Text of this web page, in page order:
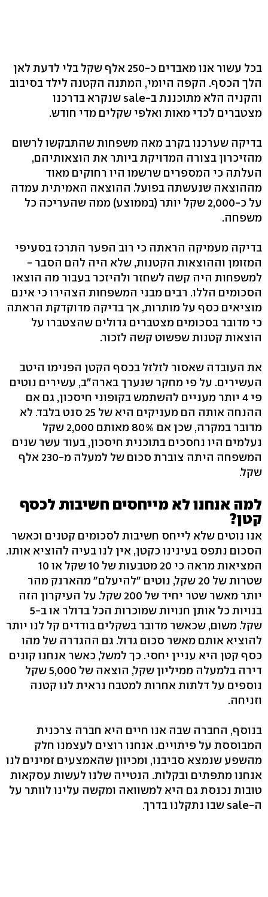
בכל עשור אנו מאבדים כ-250 אלף שקל בלי לדעת לאן
הלך הכסף. הקפה היומי, המתנה הקטנה לילד בסיבוב
והקניה הלא מתוכננת ב-sale שנקרא בדרכנו
מצטברים לכדי מאות ואלפי שקלים מדי חודש.
בדיקה שערכנו בקרב מאה משפחות שהתבקשו לרשום
מהזיכרון בצורה המדויקת ביותר את הוצאותיהם,
העלתה כי המספרים שרשמו היו רחוקים מאוד
מההוצאה שנעשתה בפועל. ההוצאה האמיתית עמדה
על כ-2,000 שקל יותר (בממוצע) ממה שהעריכה כל
משפחה.
בדיקה מעמיקה הראתה כי רוב הפער התרכז בסעיפי
המזומן וההוצאות הקטנות, שלא היה להם הסבר -
למשפחות היה קשה לשחזר ולהיזכר בעבור מה הוצאו
הסכומים הללו. רבים מבני המשפחות הצהירו כי אינם
מוציאים כסף על מותרות, אך בדיקה מדוקדקת הראתה
כי מדובר בסכומים מצטברים גדולים שהצטברו על
הוצאות קטנות שפשוט קשה לזכור.
את העובדה שאסור לזלזל בכסף הקטן הפנימו היטב
העשירים. על פי מחקר שנערך בארה"ב, עשירים נוטים
פי 4 יותר מעניים להשתמש בקופוני חיסכון, גם אם
ההנחה אותה הם מעניקים היא של 25 סנט בלבד. לא
מדובר במקרה, שכן אם 80% מאותם 2,000 שקל
נעלמים היו נחסכים בתוכנית חיסכון, בעוד עשר שנים
המשפחה היתה צוברת סכום של למעלה מ-230 אלף
שקל.
למה אנחנו לא מייחסים חשיבות לכסף
קטן?
אנו נוטים שלא לייחס חשיבות לסכומים קטנים וכאשר
הסכום נתפס בעינינו כקטן, אין לנו בעיה להוציא אותו.
המציאות מראה כי 20 מטבעות של 10 שקל או 10
שטרות של 20 שקל, נוטים "להיעלם" מהארנק מהר
יותר מאשר שטר יחיד של 200 שקל. על העיקרון הזה
בנויות כל אותן חנויות שמוכרות הכל בדולר או ב-5
שקל. משום, שכאשר מדובר בשקלים בודדים קל לנו יותר
להוציא אותם מאשר סכום גדול. גם ההגדרה של מהו
כסף קטן היא עניין יחסי. כך למשל, כאשר אנחנו קונים
דירה בלמעלה ממיליון שקל, הוצאה של 5,000 שקל
נוספים על דלתות אחרות למטבח נראית לנו קטנה
וזניחה.
בנוסף, החברה שבה אנו חיים היא חברה צרכנית
המבוססת על פיתויים. אנחנו רוצים לעצמנו חלק
מהשפע שנמצא סביבנו, ומכיוון שהאמצעים זמינים לנו
אנחנו מתפתים ובקלות. הנטייה שלנו לעשות עסקאות
טובות נכנסת גם היא למשוואה ומקשה עלינו לוותר על
ה-sale שבו נתקלנו בדרך.